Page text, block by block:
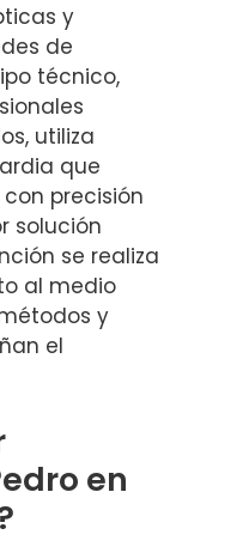
y
de
técnico,
utiliza
que
precisión
solución
se realiza
al medio
y
el
en